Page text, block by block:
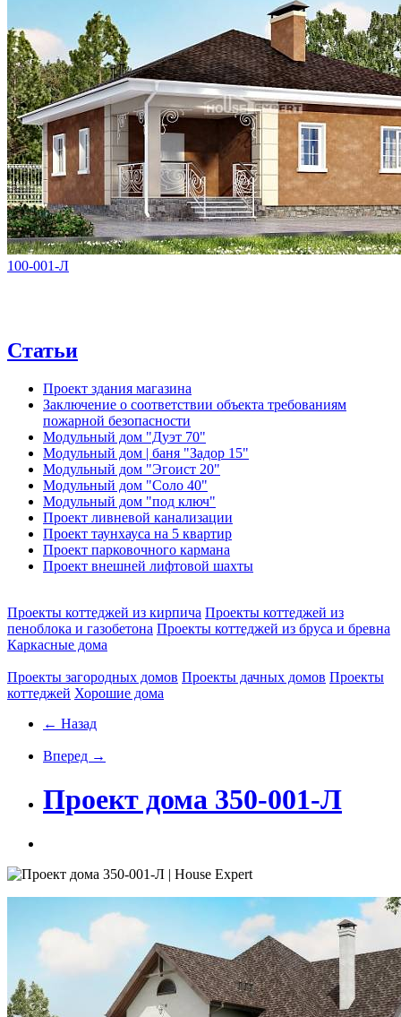
100-001-Л
Статьи
Проект здания магазина
Заключение о соответствии объекта требованиям
пожарной безопасности
Модульный дом "Дуэт 70"
Модульный дом | баня "Задор 15"
Модульный дом "Эгоист 20"
Модульный дом "Соло 40"
Модульный дом "под ключ"
Проект ливневой канализации
Проект таунхауса на 5 квартир
Проект парковочного кармана
Проект внешней лифтовой шахты
Проекты коттеджей из кирпича Проекты коттеджей из
пеноблока и газобетона Проекты коттеджей из бруса и бревна
Каркасные дома
Проекты загородных домов Проекты дачных домов Проекты
коттеджей Хорошие дома
← Назад
Вперед →
Проект дома 350-001-Л